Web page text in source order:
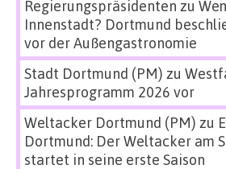
Regierungspräsidenten zu
Innenstadt? Dortmund
vor der Außengastronomie
Stadt Dortmund (PM) zu
Jahresprogramm 2026 vor
Weltacker Dortmund (PM) zu
Dortmund: Der Weltacker am
startet in seine erste Saison